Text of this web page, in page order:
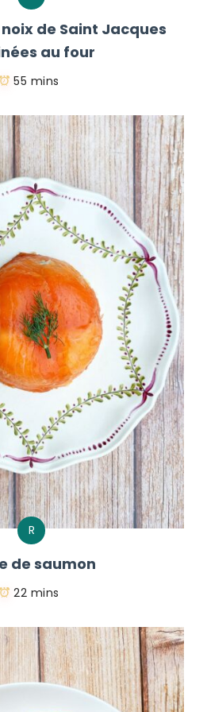
de Saint Jacques
au four
55 mins
R
de saumon
22 mins